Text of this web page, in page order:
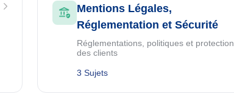
Mentions Légales,
Réglementation et Sécurité
Réglementations, politiques et protection
des clients
3 Sujets